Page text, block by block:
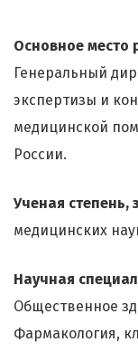
Основное место
Генеральный
экспертизы и
медицинской
России.
Ученая степень,
медицинских
Научная
Общественное
Фармакология,